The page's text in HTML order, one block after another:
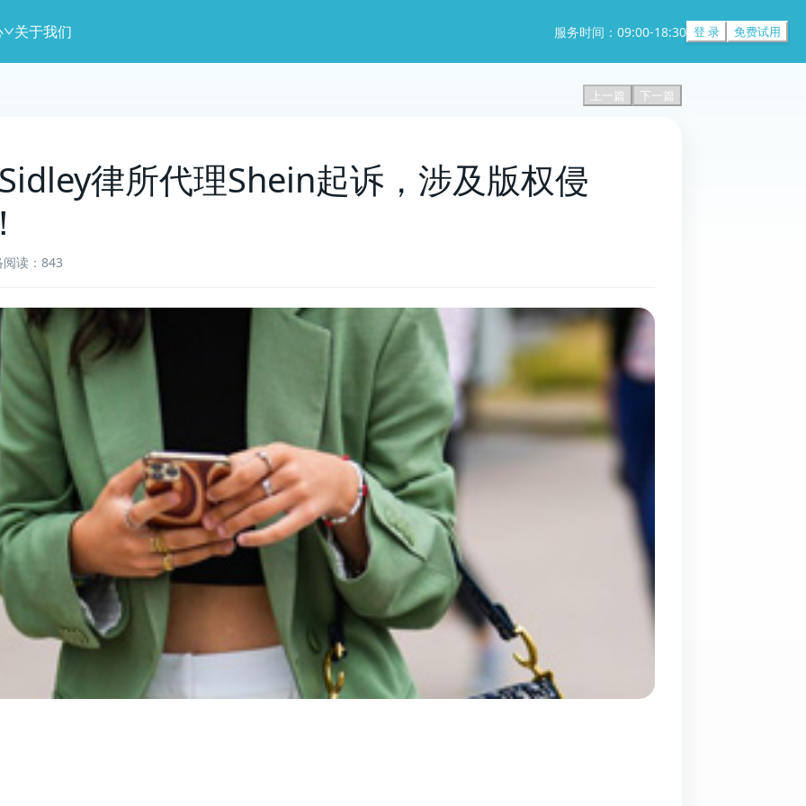
关于我们 服务时间：09:00-18:30 登 录 免费试用
上一篇 下一篇
律所代理Shein起诉，涉及版权侵
阅读：843